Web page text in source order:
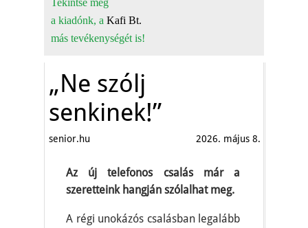
Tekintse meg
a kiadónk, a Kafi Bt.
más tevékenységét is!
„Ne szólj
senkinek!”
senior.hu 2026. május 8.
Az új telefonos csalás már a
szeretteink hangján szólalhat meg.
A régi unokázós csalásban legalább